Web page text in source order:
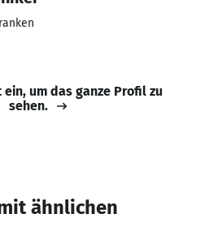
ein, um das ganze Profil zu
sehen.
ähnlichen